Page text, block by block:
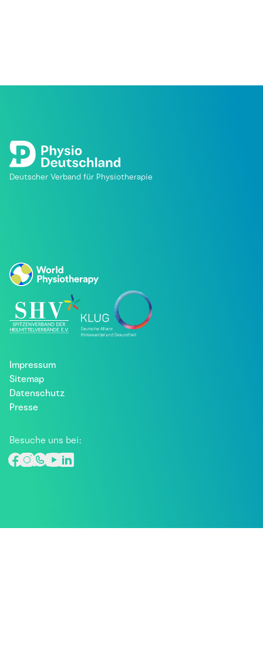
Deutscher Verband für Physiotherapie
Impressum
Sitemap
Datenschutz
Presse
Besuche uns bei: